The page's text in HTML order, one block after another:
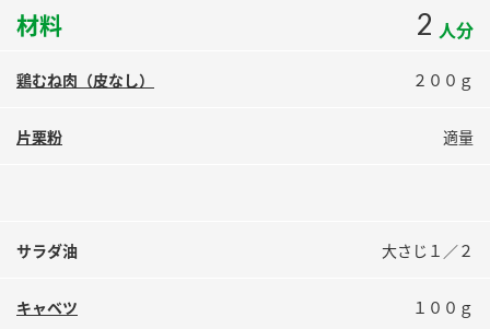
すしラボ
鍋奉行マニュアル
人気商品 ＋ おすすめレシピ
おいしさと健康への取り組み
材料 2 人分
鶏むね肉（皮なし） ２００ｇ
片栗粉 適量
サラダ油 大さじ１／２
キャベツ １００ｇ